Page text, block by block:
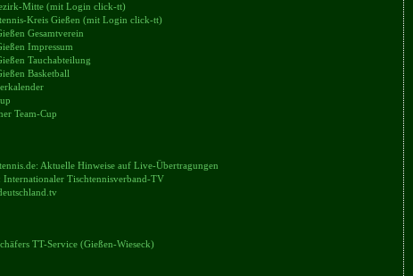
Mitte (mit Login click-tt)
Kreis Gießen (mit Login click-tt)
Gesamtverein
Impressum
Tauchabteilung
Basketball
Team-Cup
Aktuelle Hinweise auf Live-Übertragungen
Internationaler Tischtennisverband-TV
TT-Service (Gießen-Wieseck)